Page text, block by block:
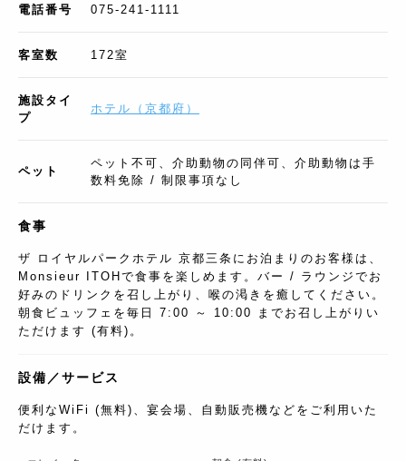
電話番号 075-241-1111
客室数 172室
施設タイ
プ
ホテル （ 京都府 ）
ペット
ペット不可、介助動物の同伴可、介助動物は手
数料免除 / 制限事項なし
食事
ザ ロイヤルパークホテル 京都三条にお泊まりのお客様は、
Monsieur ITOHで食事を楽しめます。バー / ラウンジでお
好みのドリンクを召し上がり、喉の渇きを癒してください。
朝食ビュッフェを毎日 7:00 ～ 10:00 までお召し上がりい
ただけます (有料)。
設備／サービス
便利なWiFi (無料)、宴会場、自動販売機などをご利用いた
だけます。